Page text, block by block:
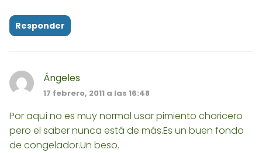
Responder
Ángeles
17 febrero, 2011 a las 16:48
Por aquí no es muy normal usar pimiento choricero
pero el saber nunca está de más.Es un buen fondo
de congelador.Un beso.